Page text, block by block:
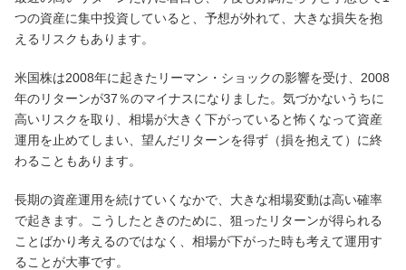
つの資産に集中投資していると、予想が外れて、大きな損失を抱
えるリスクもあります。
米国株は2008年に起きたリーマン・ショックの影響を受け、2008
年のリターンが37％のマイナスになりました。気づかないうちに
高いリスクを取り、相場が大きく下がっていると怖くなって資産
運用を止めてしまい、望んだリターンを得ず（損を抱えて）に終
わることもあります。
長期の資産運用を続けていくなかで、大きな相場変動は高い確率
で起きます。こうしたときのために、狙ったリターンが得られる
ことばかり考えるのではなく、相場が下がった時も考えて運用す
ることが大事です。